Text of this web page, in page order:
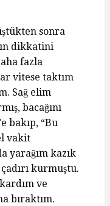
sonra
dikkatini
fazla
vitese taktım
Sağ elim
bacağını
bakıp, “Bu
vakit
yarağım kazık
kurmuştu.
ve
bıraktım.